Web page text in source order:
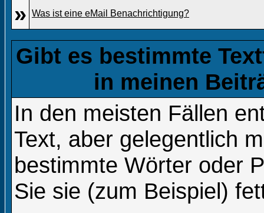
» Was ist eine eMail Benachrichtigung?
Gibt es bestimmte
in meinen
In den meisten Fällen
Text, aber gelegentlich
bestimmte Wörter oder
Sie sie (zum Beispiel)